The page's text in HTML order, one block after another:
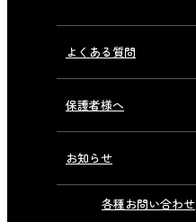
よくある質問
保護者様へ
お知らせ
各種お問い合わせ